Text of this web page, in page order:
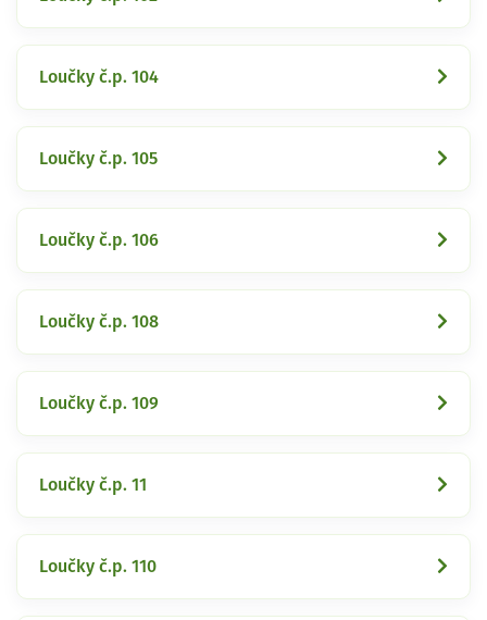
Loučky č.p. 104
Loučky č.p. 105
Loučky č.p. 106
Loučky č.p. 108
Loučky č.p. 109
Loučky č.p. 11
Loučky č.p. 110